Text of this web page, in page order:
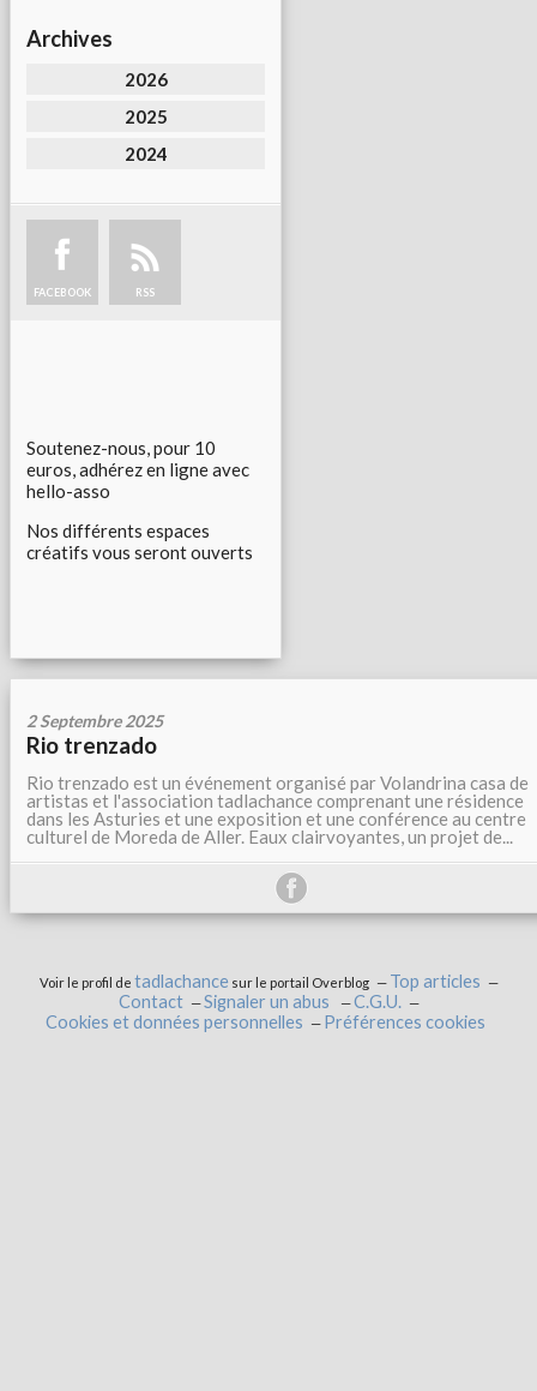
Archives
2026
2025
2024
FACEBOOK RSS
Soutenez-nous, pour 10
euros, adhérez en ligne avec
hello-asso
Nos différents espaces
créatifs vous seront ouverts
2 Septembre 2025
Rio trenzado
Rio trenzado est un événement organisé par Volandrina casa de
artistas et l'association tadlachance comprenant une résidence
dans les Asturies et une exposition et une conférence au centre
culturel de Moreda de Aller. Eaux clairvoyantes, un projet de...
Voir le profil de tadlachancesur le portail Overblog
Top articles
Contact
Signaler un abus
C.G.U.
Cookies et données personnelles
Préférences cookies